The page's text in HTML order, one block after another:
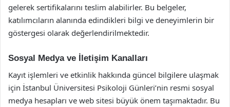
gelerek sertifikalarını teslim alabilirler. Bu belgeler,
katılımcıların alanında edindikleri bilgi ve deneyimlerin bir
göstergesi olarak değerlendirilmektedir.
Sosyal Medya ve İletişim Kanalları
Kayıt işlemleri ve etkinlik hakkında güncel bilgilere ulaşmak
için İstanbul Üniversitesi Psikoloji Günleri’nin resmi sosyal
medya hesapları ve web sitesi büyük önem taşımaktadır. Bu